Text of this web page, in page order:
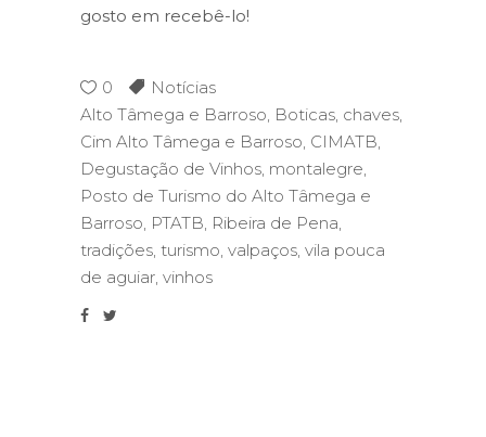
gosto em recebê-lo!
0
Notícias
Alto Tâmega e Barroso, Boticas, chaves,
Cim Alto Tâmega e Barroso, CIMATB,
Degustação de Vinhos, montalegre,
Posto de Turismo do Alto Tâmega e
Barroso, PTATB, Ribeira de Pena,
tradições, turismo, valpaços, vila pouca
de aguiar, vinhos